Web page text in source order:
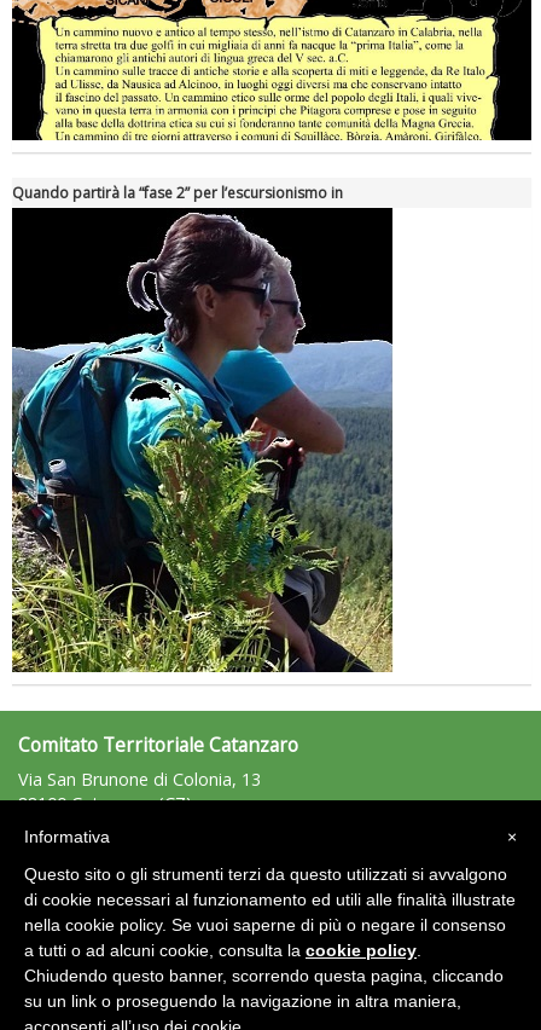
Quando partirà la “fase 2” per l’escursionismo in
Comitato Territoriale Catanzaro
Via San Brunone di Colonia, 13
88100 Catanzaro (CZ)
Tel: 338/9539783 - Fax: n.d.
C.F.: 97020580797
Area Riservata 2.0
×
Informativa
Questo sito o gli strumenti terzi da questo utilizzati si avvalgono
di cookie necessari al funzionamento ed utili alle finalità illustrate
nella cookie policy. Se vuoi saperne di più o negare il consenso
a tutti o ad alcuni cookie, consulta la cookie policy
Chiudendo questo banner, scorrendo questa pagina, cliccando
su un link o proseguendo la navigazione in altra maniera,